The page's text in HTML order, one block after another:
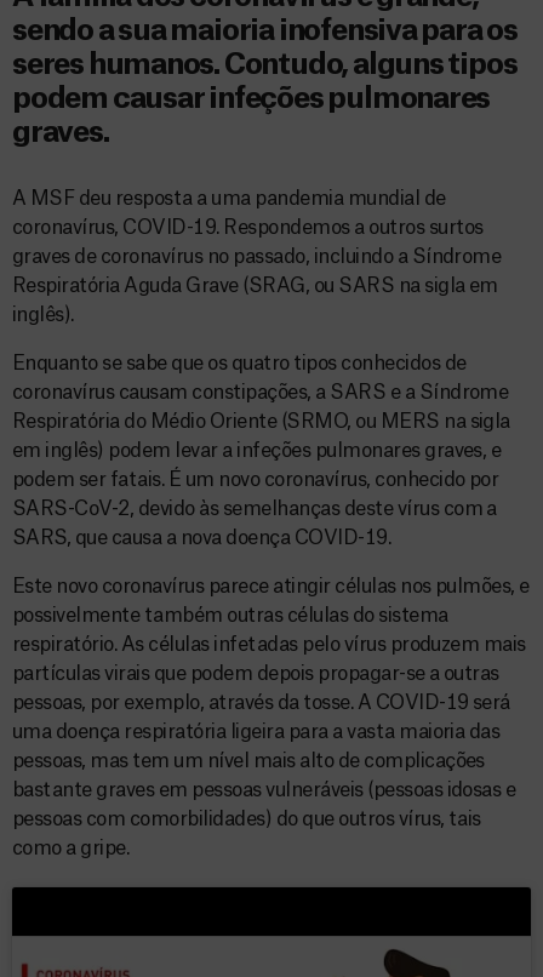
sendo a sua maioria inofensiva para os
seres humanos. Contudo, alguns tipos
podem causar infeções pulmonares
graves.
A MSF deu resposta a uma pandemia mundial de
coronavírus, COVID-19. Respondemos a outros surtos
graves de coronavírus no passado, incluindo a Síndrome
Respiratória Aguda Grave (SRAG, ou SARS na sigla em
inglês).
Enquanto se sabe que os quatro tipos conhecidos de
coronavírus causam constipações, a SARS e a Síndrome
Respiratória do Médio Oriente (SRMO, ou MERS na sigla
em inglês) podem levar a infeções pulmonares graves, e
podem ser fatais. É um novo coronavírus, conhecido por
SARS-CoV-2, devido às semelhanças deste vírus com a
SARS, que causa a nova doença COVID-19.
Este novo coronavírus parece atingir células nos pulmões, e
possivelmente também outras células do sistema
respiratório. As células infetadas pelo vírus produzem mais
partículas virais que podem depois propagar-se a outras
pessoas, por exemplo, através da tosse. A COVID-19 será
uma doença respiratória ligeira para a vasta maioria das
pessoas, mas tem um nível mais alto de complicações
bastante graves em pessoas vulneráveis (pessoas idosas e
pessoas com comorbilidades) do que outros vírus, tais
como a gripe.